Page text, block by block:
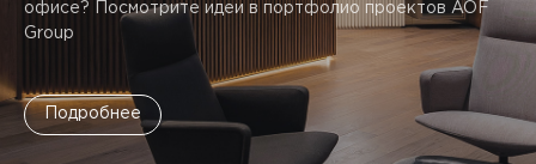
офисе? Посмотрите идеи в портфолио проектов AOF
Group
Подробнее